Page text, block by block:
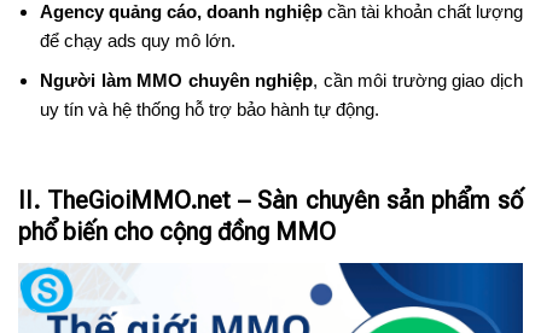
Agency quảng cáo, doanh nghiệp cần tài khoản chất lượng
để chạy ads quy mô lớn.
Người làm MMO chuyên nghiệp, cần môi trường giao dịch
uy tín và hệ thống hỗ trợ bảo hành tự động.
II. TheGioiMMO.net – Sàn chuyên sản phẩm số
phổ biến cho cộng đồng MMO